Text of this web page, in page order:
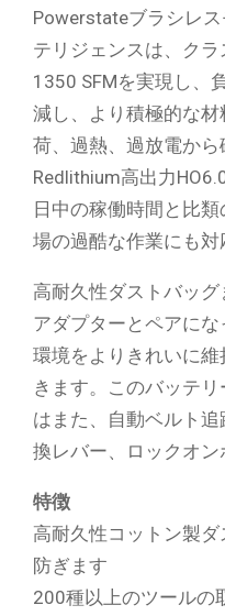
Powerstateブラシレ
テリジェンスは、ク
1350 SFMを実現し、
減し、より積極的な
荷、過熱、過放電か
Redlithium高出力
日中の稼働時間と比
場の過酷な作業にも対
高耐久性ダストバッ
アダプターとペアに
環境をよりきれいに
きます。このバッテ
はまた、自動ベルト
換レバー、ロックオン
特徴
高耐久性コットン製
防ぎます
200種以上のツールの